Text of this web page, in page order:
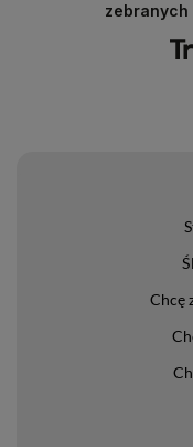
Chcę